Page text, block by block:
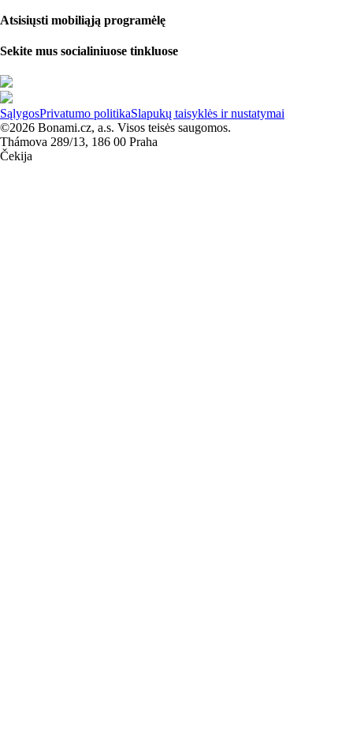
Atsisiųsti mobiliąją programėlę
Sekite mus socialiniuose tinkluose
SąlygosPrivatumo politikaSlapukų taisyklės ir nustatymai
©2026 Bonami.cz, a.s. Visos teisės saugomos.
Thámova 289/13, 186 00 Praha
Čekija